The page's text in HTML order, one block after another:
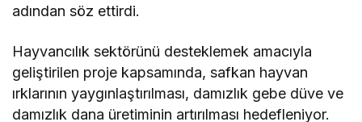
adından söz ettirdi.
Hayvancılık sektörünü desteklemek amacıyla
geliştirilen proje kapsamında, safkan hayvan
ırklarının yaygınlaştırılması, damızlık gebe düve ve
damızlık dana üretiminin artırılması hedefleniyor.